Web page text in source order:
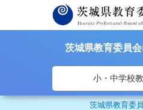
茨城県教育委員
小・中学校
茨城県教育委